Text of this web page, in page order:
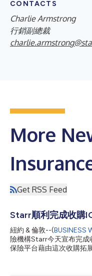
CONTACTS
Charlie Armstrong
行銷副總裁
More
Get RSS Feed
Starr順利完成收購
紐約 & 倫敦--(BUSINESS
險機構Starr今天宣布完成
保險平台藉由這次收購拓